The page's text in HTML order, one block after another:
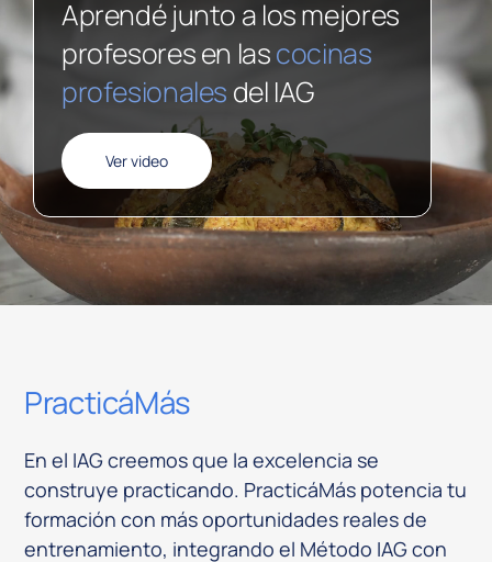
Aprendé junto a los mejores
profesores en lascocinas
profesionales del IAG
Ver video
PracticáMás
En el IAG creemos que la excelencia se
construye practicando. PracticáMás potencia tu
formación con más oportunidades reales de
entrenamiento, integrando el Método IAG con